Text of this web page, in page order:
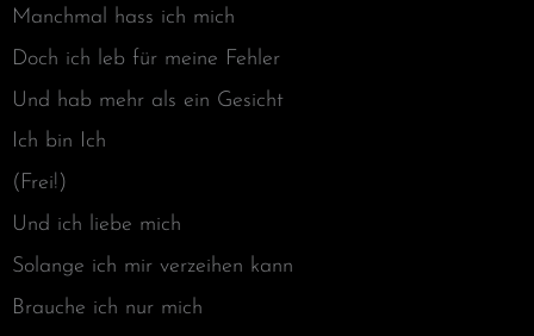
Manchmal hass ich mich
Doch ich leb für meine Fehler
Und hab mehr als ein Gesicht
Ich bin Ich
(Frei!)
Und ich liebe mich
Solange ich mir verzeihen kann
Brauche ich nur mich